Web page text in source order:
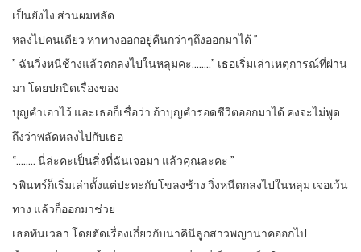
เป็นยังไง ส่วนผมพลัด
หลงไปคนเดียว หาทางออกอยู่คืนกว่าๆถึงออกมาได้ ”
” ฉันวิ่งหนีช้างแล้วตกลงไปในหลุมคะ……..” เธอเริ่มเล่าเหตุการณ์ที่ผ่าน
มา โดยปกปิดเรื่องของ
บุญคำเอาไว้ และเธอก็เชื่อว่า ถ้าบุญคำรอดชีวิตออกมาได้ คงจะไม่พูด
ถึงว่าพลัดหลงไปกับเธอ
“…….. นี่ล่ะคะเป็นสิ่งที่ฉันเจอมา แล้วคุณละคะ ”
รพินทร์ก็เริ่มเล่าตั้งแต่ปะทะกับโขลงช้าง วิ่งหนีตกลงไปในหลุม เจอเว้น
ทาง แล้วก็ออกมาช่วย
เธอทันเวลา โดยตัดเรื่องเกี่ยวกับนาคินีลูกสาวพญานาคออกไป